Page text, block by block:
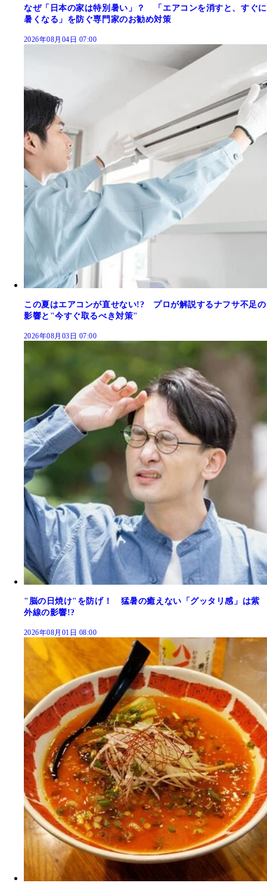
なぜ「日本の家は特別暑い」？ 「エアコンを消すと、すぐに
暑くなる」を防ぐ専門家のお勧め対策
2026年08月04日 07:00
この夏はエアコンが直せない!? プロが解説するナフサ不足の
影響と"今すぐ取るべき対策"
2026年08月03日 07:00
"脳の日焼け"を防げ！ 猛暑の癒えない「グッタリ感」は紫
外線の影響!?
2026年08月01日 08:00